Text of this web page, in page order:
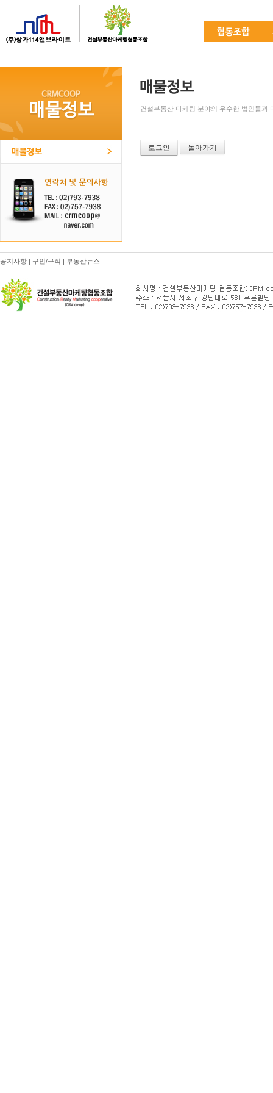
건설부동산 마케팅 분야의 우수한 법인들과
로그인 돌아가기
공지사항 | 구인/구직 | 부동산뉴스